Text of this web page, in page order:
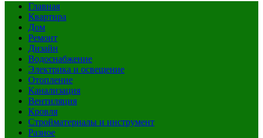
Главная
Квартира
Дом
Ремонт
Дизайн
Водоснабжение
Электрика и освещение
Отопление
Канализация
Вентиляция
Кровля
Стройматериалы и инструмент
Разное